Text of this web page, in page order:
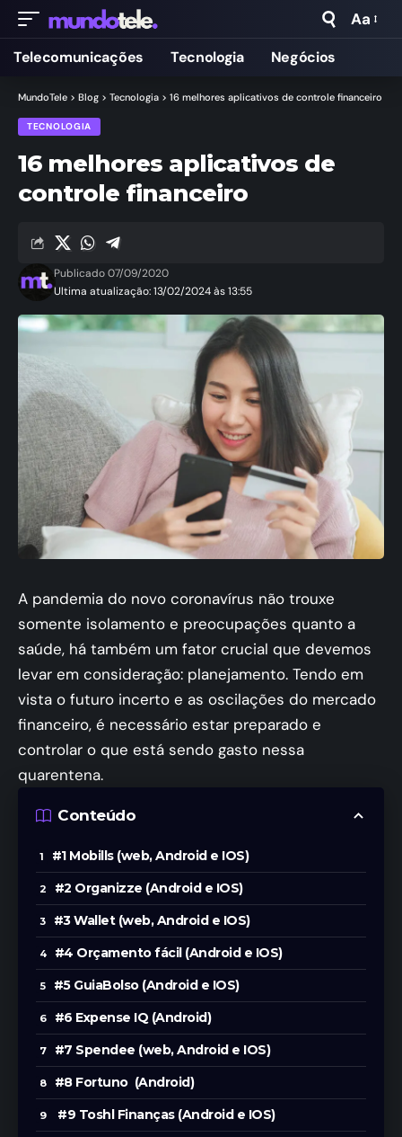
Aa
Telecomunicações Tecnologia Negócios
MundoTele > Blog > Tecnologia > 16 melhores aplicativos de controle financeiro
TECNOLOGIA
16 melhores aplicativos de
controle financeiro
Ultima atualização: 13/02/2024 às 13:55
Publicado 07/09/2020
A pandemia do novo coronavírus não trouxe
somente isolamento e preocupações quanto a
saúde, há também um fator crucial que devemos
levar em consideração: planejamento. Tendo em
vista o futuro incerto e as oscilações do mercado
financeiro, é necessário estar preparado e
controlar o que está sendo gasto nessa
quarentena.
Conteúdo
#1 Mobills (web, Android e IOS)
#2 Organizze (Android e IOS)
#3 Wallet (web, Android e IOS)
#4 Orçamento fácil (Android e IOS)
#5 GuiaBolso (Android e IOS)
#6 Expense IQ (Android)
#7 Spendee (web, Android e IOS)
#8 Fortuno (Android)
#9 Toshl Finanças (Android e IOS)